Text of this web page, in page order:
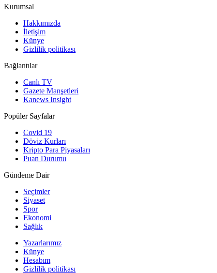
Kurumsal
Hakkımızda
İletişim
Künye
Gizlilik politikası
Bağlantılar
Canlı TV
Gazete Manşetleri
Kanews Insight
Popüler Sayfalar
Covid 19
Döviz Kurları
Kripto Para Piyasaları
Puan Durumu
Gündeme Dair
Seçimler
Siyaset
Spor
Ekonomi
Sağlık
Yazarlarımız
Künye
Hesabım
Gizlilik politikası